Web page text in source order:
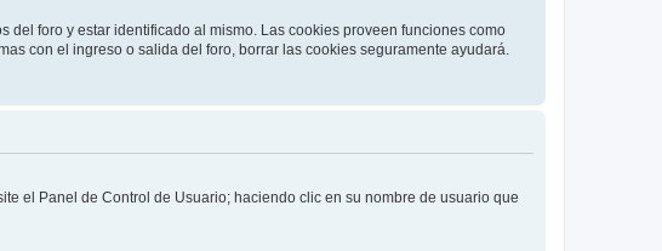
del foro y estar identificado al mismo. Las cookies proveen funciones como
con el ingreso o salida del foro, borrar las cookies seguramente ayudará.
el Panel de Control de Usuario; haciendo clic en su nombre de usuario que